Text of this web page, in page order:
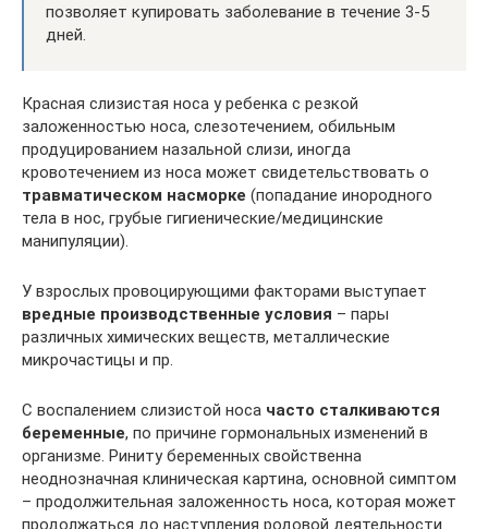
позволяет купировать заболевание в течение 3-5
дней.
Красная слизистая носа у ребенка с резкой
заложенностью носа, слезотечением, обильным
продуцированием назальной слизи, иногда
кровотечением из носа может свидетельствовать о
травматическом насморке (попадание инородного
тела в нос, грубые гигиенические/медицинские
манипуляции).
У взрослых провоцирующими факторами выступает
вредные производственные условия – пары
различных химических веществ, металлические
микрочастицы и пр.
С воспалением слизистой носа часто сталкиваются
беременные, по причине гормональных изменений в
организме. Риниту беременных свойственна
неоднозначная клиническая картина, основной симптом
– продолжительная заложенность носа, которая может
продолжаться до наступления родовой деятельности.